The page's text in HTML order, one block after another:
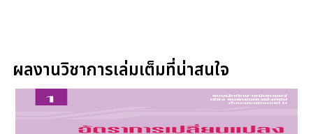
ผลงานวิชาการเล่มเต็มที่น่าสนใจ